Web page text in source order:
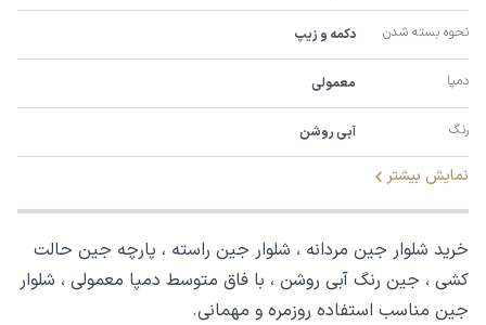
نحوه بسته شدن دکمه و زیپ
دمپا معمولی
رنگ آبی روشن
نمایش بیشتر
خرید شلوار جین مردانه ، شلوار جین راسته ، پارچه جین حالت
کشی ، جین رنگ آبی روشن ، با فاق متوسط دمپا معمولی ، شلوار
جین مناسب استفاده روزمره و مهمانی.